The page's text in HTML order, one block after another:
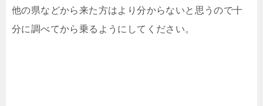
他の県などから来た方はより分からないと思うので十
分に調べてから乗るようにしてください。